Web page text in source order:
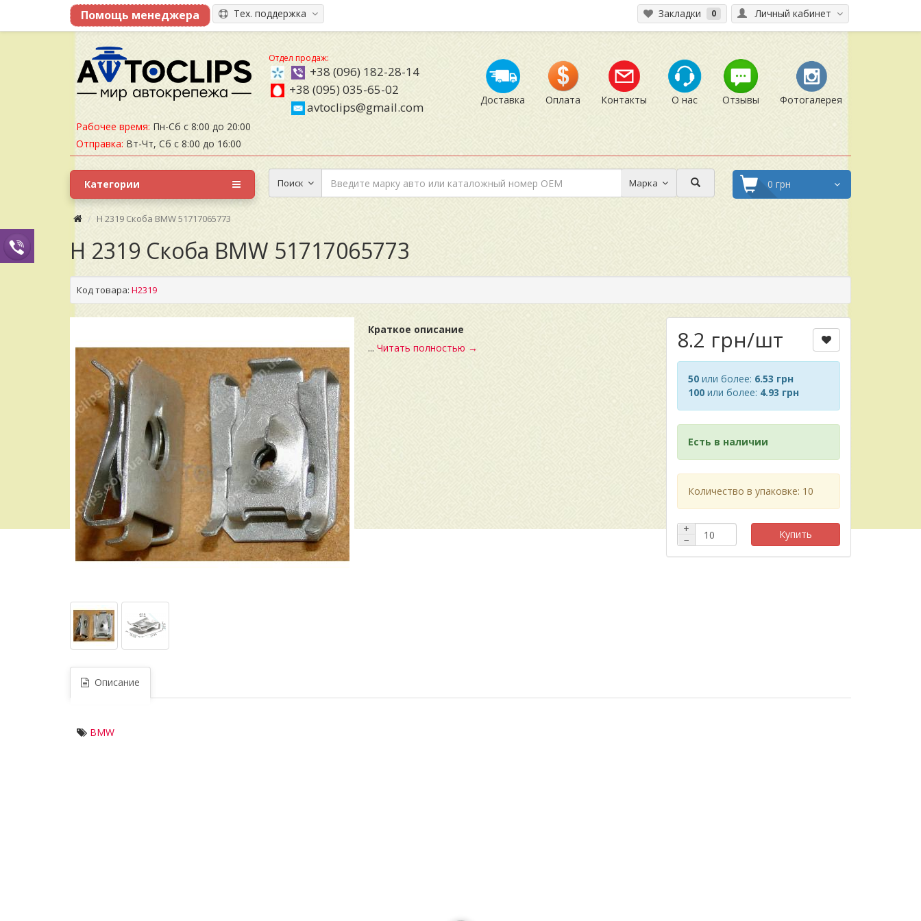
Личный кабинет
Тех. поддержка Закладки 0
Рабочее время: Пн-Сб с 8:00 до 20:00
Отправка: Вт-Чт, Сб с 8:00 до 16:00
Отдел продаж:
+38 (096) 182-28-14
+38 (095) 035-65-02
avtoclips@gmail.com
Доставка Оплата Контакты О нас Отзывы Фотогалерея
Поиск Марка 0 грн
Категории
H 2319 Скоба BMW 51717065773
H 2319 Скоба BMW 51717065773
Код товара: H2319
Краткое описание
... Читать полностью → 8.2 грн/шт
50 или более: 6.53 грн
100 или более: 4.93 грн
Есть в наличии
Количество в упаковке: 10
+
−
Купить
Описание
BMW